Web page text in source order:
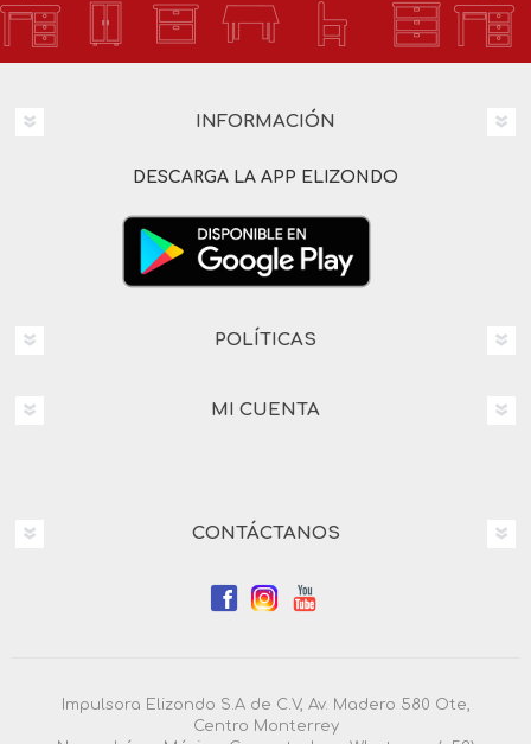
INFORMACIÓN
DESCARGA LA APP ELIZONDO
POLÍTICAS
MI CUENTA
CONTÁCTANOS
Impulsora Elizondo S.A de C.V, Av. Madero 580 Ote,
Centro Monterrey